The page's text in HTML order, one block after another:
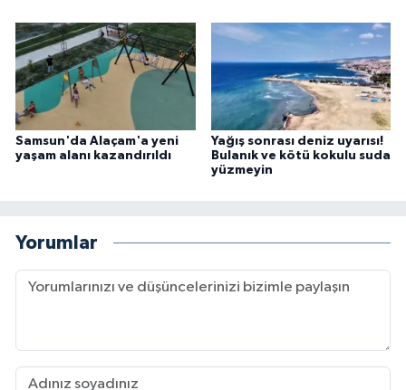
Samsun'da Alaçam'a yeni
yaşam alanı kazandırıldı
Yağış sonrası deniz uyarısı!
Bulanık ve kötü kokulu suda
yüzmeyin
Yorumlar